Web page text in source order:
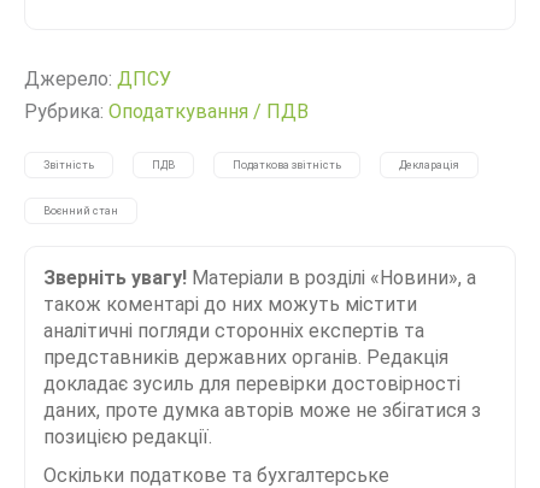
Джерело: ДПСУ
Рубрика: Оподаткування / ПДВ
Звітність ПДВ Податкова звітність Декларація
Воєнний стан
Зверніть увагу! Матеріали в розділі «Новини», а
також коментарі до них можуть містити
аналітичні погляди сторонніх експертів та
представників державних органів. Редакція
докладає зусиль для перевірки достовірності
даних, проте думка авторів може не збігатися з
позицією редакції.
Оскільки податкове та бухгалтерське